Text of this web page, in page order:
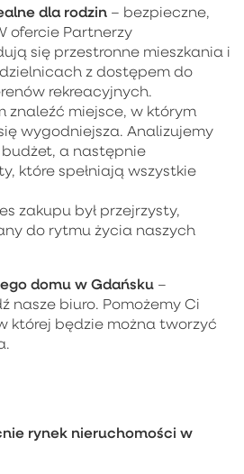
dla rodzin – bezpieczne,
ofercie Partnerzy
się przestronne mieszkania i
z dostępem do
rekreacyjnych.
znaleźć miejsce, w którym
wygodniejsza. Analizujemy
a następnie
które spełniają wszystkie
zakupu był przejrzysty,
do rytmu życia naszych
domu w Gdańsku –
nasze biuro. Pomożemy Ci
której będzie można tworzyć
rynek nieruchomości w